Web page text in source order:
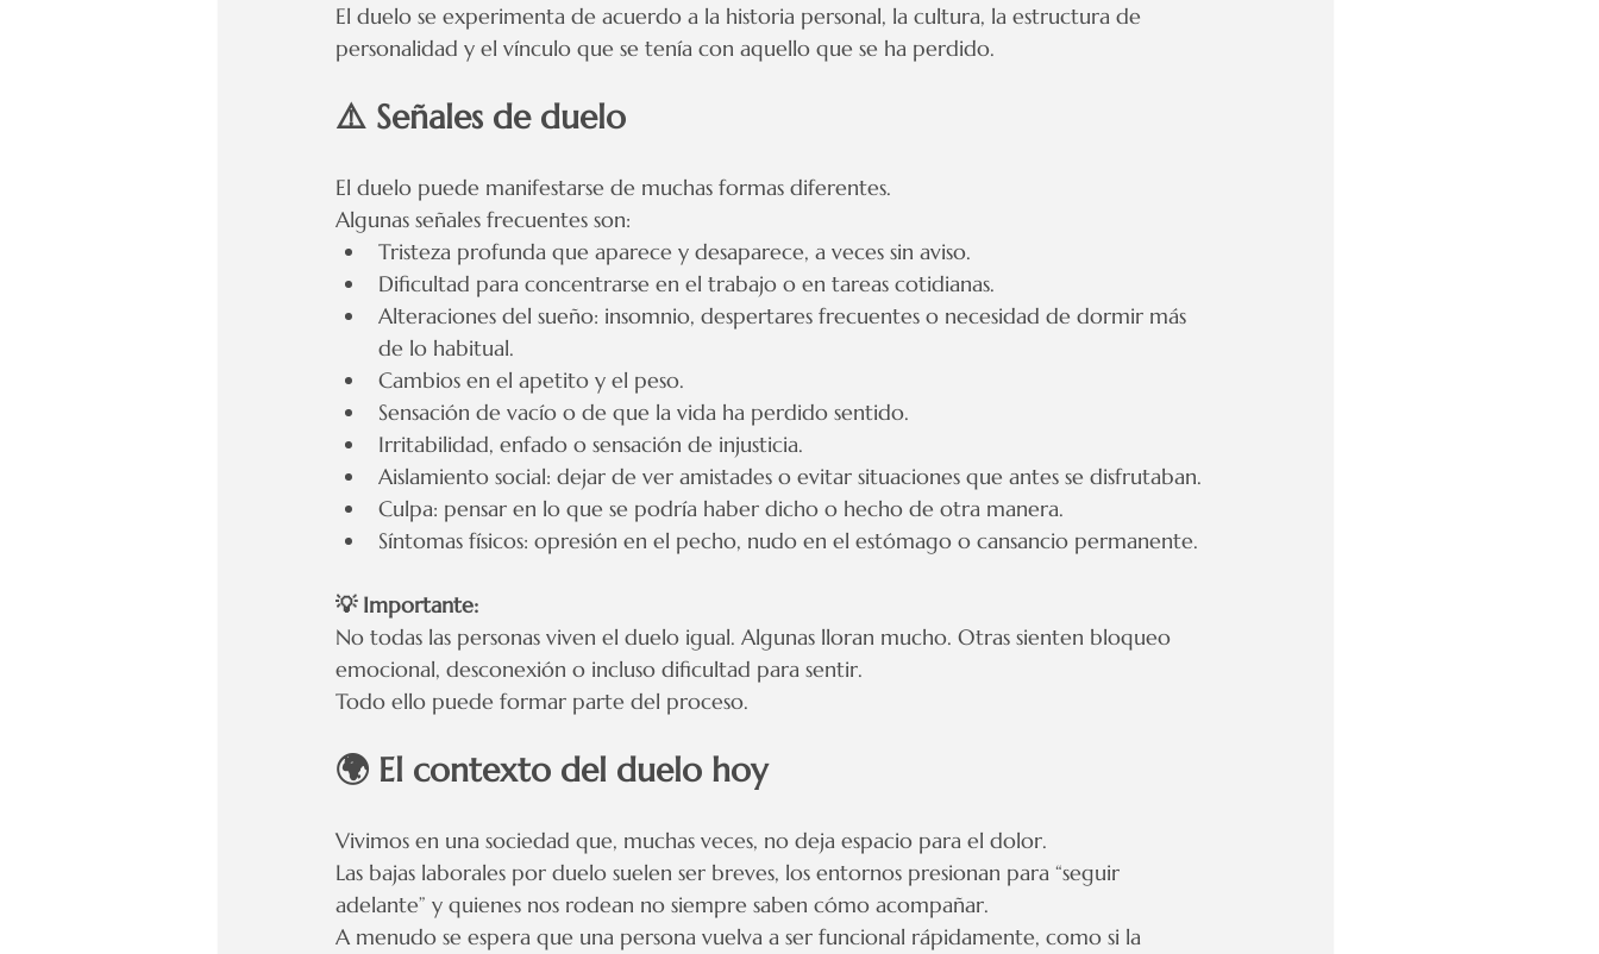
El duelo se experimenta de acuerdo a la historia personal, la cultura, la estructura de
personalidad y el vínculo que se tenía con aquello que se ha perdido.
⚠️ Señales de duelo
El duelo puede manifestarse de muchas formas diferentes.
Algunas señales frecuentes son:
Tristeza profunda que aparece y desaparece, a veces sin aviso.
Dificultad para concentrarse en el trabajo o en tareas cotidianas.
Alteraciones del sueño: insomnio, despertares frecuentes o necesidad de dormir más
de lo habitual.
Cambios en el apetito y el peso.
Sensación de vacío o de que la vida ha perdido sentido.
Irritabilidad, enfado o sensación de injusticia.
Aislamiento social: dejar de ver amistades o evitar situaciones que antes se disfrutaban.
Culpa: pensar en lo que se podría haber dicho o hecho de otra manera.
Síntomas físicos: opresión en el pecho, nudo en el estómago o cansancio permanente.
💡 Importante:
No todas las personas viven el duelo igual. Algunas lloran mucho. Otras sienten bloqueo
emocional, desconexión o incluso dificultad para sentir.
Todo ello puede formar parte del proceso.
🌍 El contexto del duelo hoy
Vivimos en una sociedad que, muchas veces, no deja espacio para el dolor.
Las bajas laborales por duelo suelen ser breves, los entornos presionan para “seguir
adelante” y quienes nos rodean no siempre saben cómo acompañar.
A menudo se espera que una persona vuelva a ser funcional rápidamente, como si la